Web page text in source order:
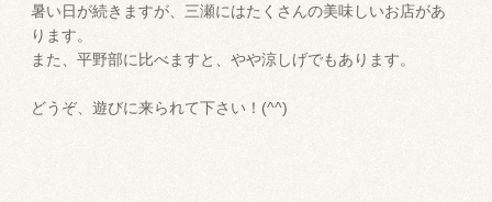
暑い日が続きますが、三瀬にはたくさんの美味しいお店があ
ります。
また、平野部に比べますと、やや涼しげでもあります。
どうぞ、遊びに来られて下さい！(^^)